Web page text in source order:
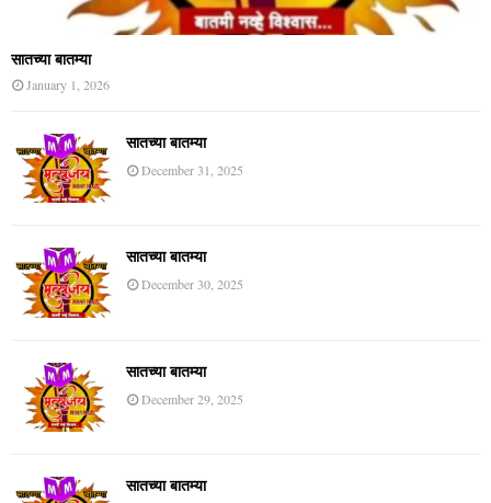
सातच्या बातम्या
January 1, 2026
सातच्या बातम्या
December 31, 2025
सातच्या बातम्या
December 30, 2025
सातच्या बातम्या
December 29, 2025
सातच्या बातम्या